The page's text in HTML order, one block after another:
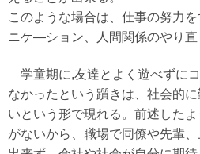
このような場合は、仕事の努力
ニケ―ション、人間関係のやり直
学童期に,友達とよく遊べずに
なかったという躓きは、社会的
いという形で現れる。前述した
がないから、職場で同僚や先輩